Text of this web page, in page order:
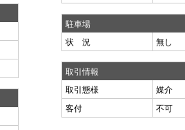
駐車場
状 況
無し
取引情報
取引態様
媒介
客付
不可